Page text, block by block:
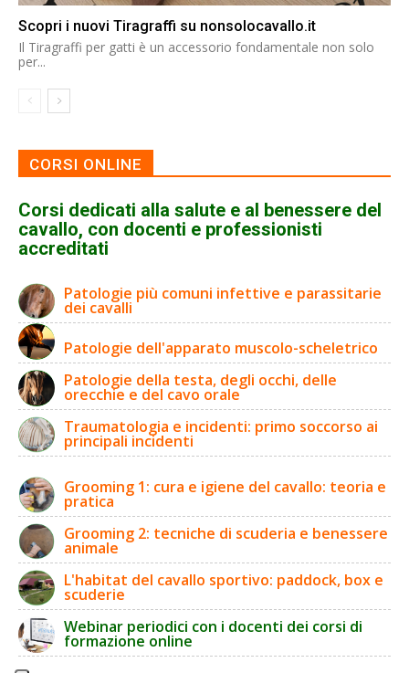
Scopri i nuovi Tiragraffi su nonsolocavallo.it
Il Tiragraffi per gatti è un accessorio fondamentale non solo
per...
CORSI ONLINE
Corsi dedicati alla salute e al benessere del
cavallo, con docenti e professionisti
accreditati
Patologie più comuni infettive e parassitarie
dei cavalli
Patologie dell'apparato muscolo-scheletrico
Patologie della testa, degli occhi, delle
orecchie e del cavo orale
Traumatologia e incidenti: primo soccorso ai
principali incidenti
Grooming 1: cura e igiene del cavallo: teoria e
pratica
Grooming 2: tecniche di scuderia e benessere
animale
L'habitat del cavallo sportivo: paddock, box e
scuderie
Webinar periodici con i docenti dei corsi di
formazione online